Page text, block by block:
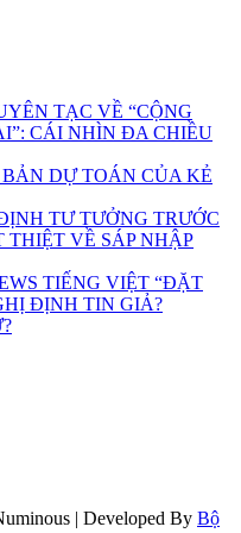
TẠC VỀ “CỘNG
CÁI NHÌN ĐA CHIỀU
DỰ TOÁN CỦA KẺ
TƯ TƯỞNG TRƯỚC
VỀ SÁP NHẬP
TIẾNG VIỆT “ĐẶT
ĐỊNH TIN GIẢ?
| Developed By Bộ